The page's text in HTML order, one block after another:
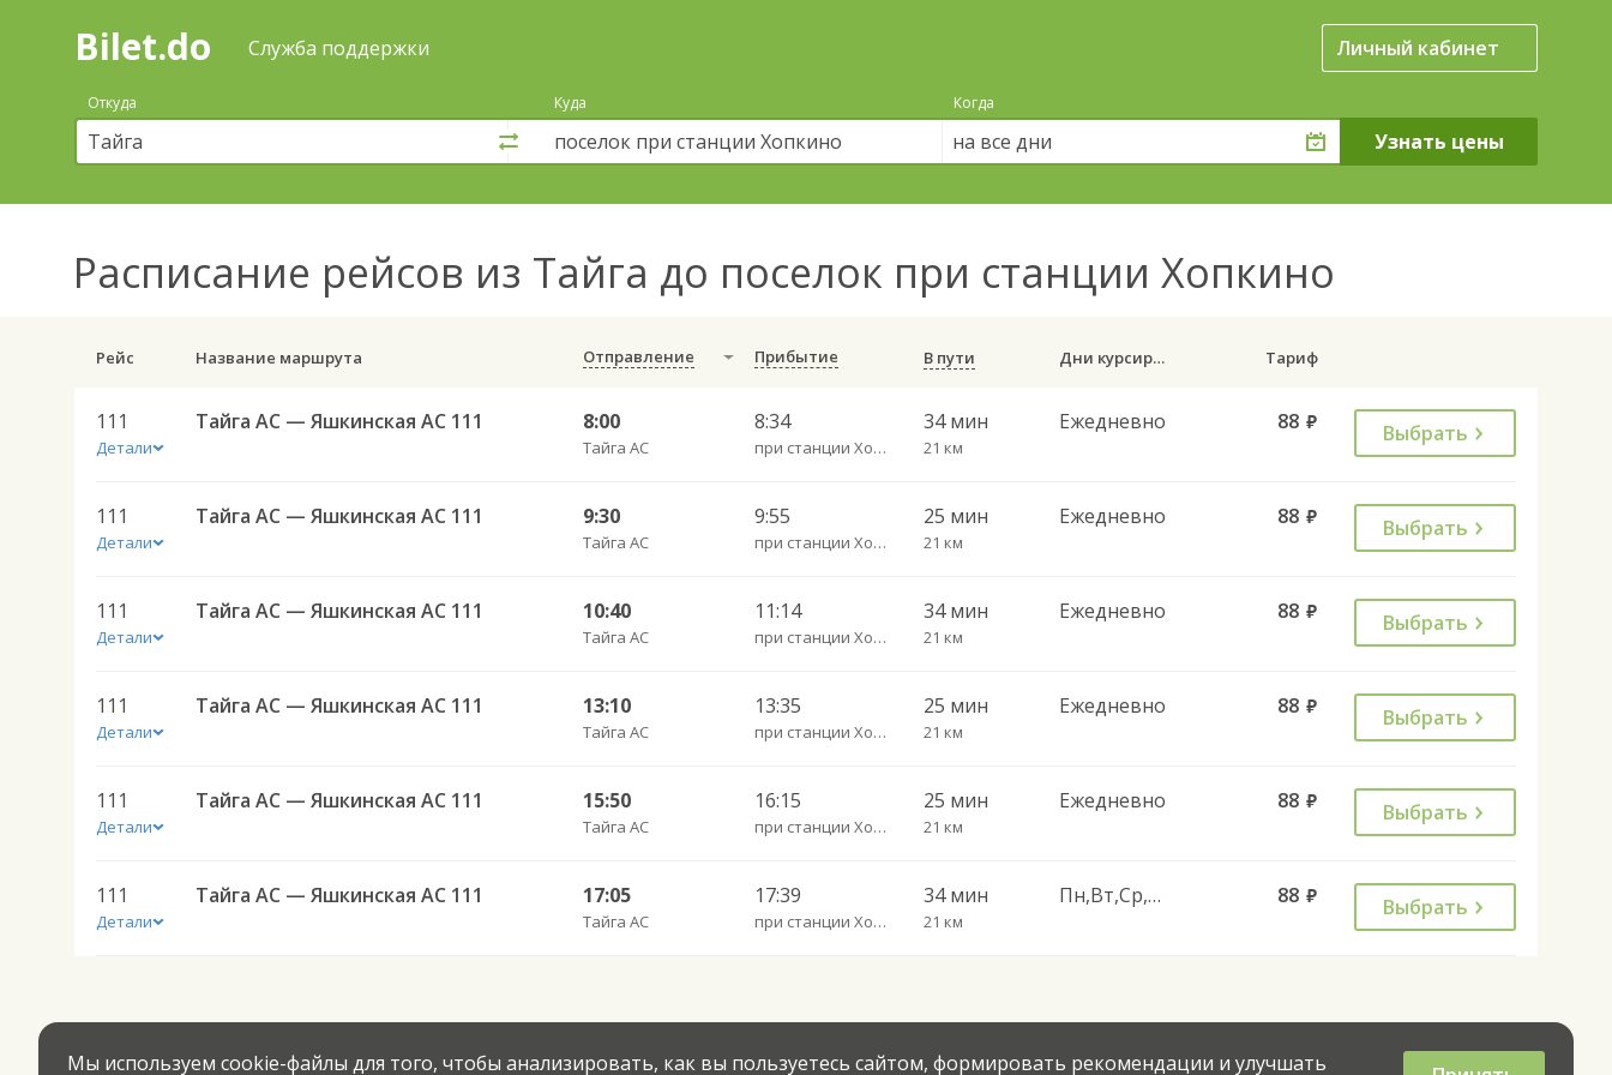
Поиск
покупка
билетов
автобус
онлайн
Bilet.do Служба поддержки Личный кабинет
Откуда Куда Когда
на все дни
Расписание рейсов из Тайга до поселок при станции Хопкино
Рейс Название маршрута Отправление Прибытие В пути Дни курсирования Тариф
111
Детали
Тайга АС — Яшкинская АС 111 8:00
Тайга АС
8:34
при станции Хопкино п.
34 мин
21 км
Ежедневно 88 руб. Выбрать
111
Детали
Тайга АС — Яшкинская АС 111 9:30
Тайга АС
9:55
при станции Хопкино п.
25 мин
21 км
Ежедневно 88 руб. Выбрать
111
Детали
Тайга АС — Яшкинская АС 111 10:40
Тайга АС
11:14
при станции Хопкино п.
34 мин
21 км
Ежедневно 88 руб. Выбрать
111
Детали
Тайга АС — Яшкинская АС 111 13:10
Тайга АС
13:35
при станции Хопкино п.
25 мин
21 км
Ежедневно 88 руб. Выбрать
111
Детали
Тайга АС — Яшкинская АС 111 15:50
Тайга АС
16:15
при станции Хопкино п.
25 мин
21 км
Ежедневно 88 руб. Выбрать
111
Детали
Тайга АС — Яшкинская АС 111 17:05
Тайга АС
17:39
при станции Хопкино п.
34 мин
21 км
Пн,Вт,Ср,Чт,Пт 88 руб. Выбрать
Мы используем cookie-файлы для того, чтобы анализировать, как вы пользуетесь сайтом, формировать рекомендации и улучшать